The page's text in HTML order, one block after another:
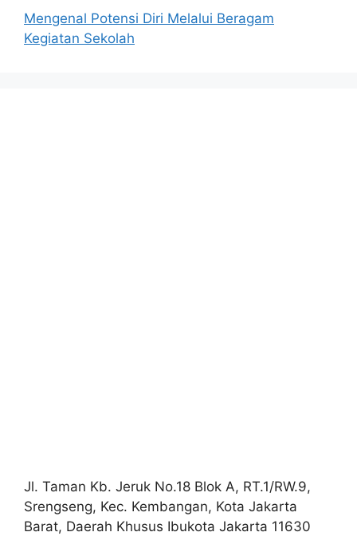
Mengenal Potensi Diri Melalui Beragam
Kegiatan Sekolah
Jl. Taman Kb. Jeruk No.18 Blok A, RT.1/RW.9,
Srengseng, Kec. Kembangan, Kota Jakarta
Barat, Daerah Khusus Ibukota Jakarta 11630